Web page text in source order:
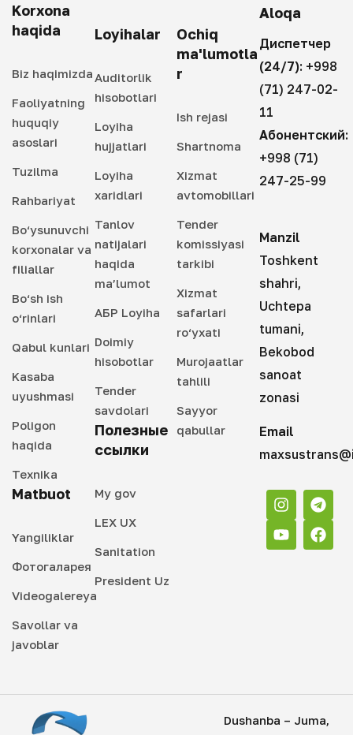
Korxona
haqida
Biz haqimizda
Faoliyatning
huquqiy
asoslari
Tuzilma
Rahbariyat
Bo‘ysunuvchi
korxonalar va
filiallar
Bo‘sh ish
o‘rinlari
Qabul kunlari
Kasaba
uyushmasi
Poligon
haqida
Texnika
Matbuot
Yangiliklar
Фотогаларея
Videogalereya
Savollar va
javoblar
Loyihalar
Auditorlik
hisobotlari
Loyiha
hujjatlari
Loyiha
xaridlari
Tanlov
natijalari
haqida
ma’lumot
АБР Loyiha
Doimiy
hisobotlar
Tender
savdolari
Полезные
ссылки
My gov
LEX UX
Sanitation
President Uz
Ochiq
ma'lumotla
r
Ish rejasi
Shartnoma
Xizmat
avtomobillari
Tender
komissiyasi
tarkibi
Xizmat
safarlari
ro‘yxati
Murojaatlar
tahlili
Sayyor
qabullar
Aloqa
Диспетчер
(24/7): +998
(71) 247-02-
11
Абонентский:
+998 (71)
247-25-99
Manzil
Toshkent
shahri,
Uchtepa
tumani,
Bekobod
sanoat
zonasi
Email
Dushanba – Juma,